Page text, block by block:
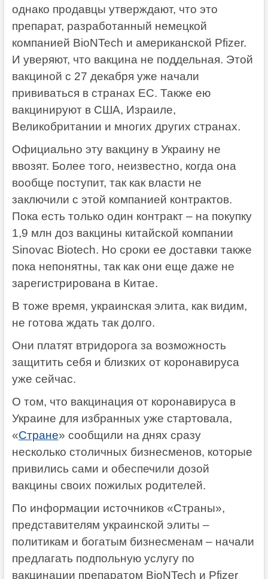
однако продавцы утверждают, что это
препарат, разработанный немецкой
компанией BioNTech и американской Pfizer.
И уверяют, что вакцина не поддельная. Этой
вакциной с 27 декабря уже начали
прививаться в странах ЕС. Также ею
вакцинируют в США, Израиле,
Великобритании и многих других странах.
Официально эту вакцину в Украину не
ввозят. Более того, неизвестно, когда она
вообще поступит, так как власти не
заключили с этой компанией контрактов.
Пока есть только один контракт – на покупку
1,9 млн доз вакцины китайской компании
Sinovac Biotech. Но сроки ее доставки также
пока непонятны, так как они еще даже не
зарегистрирована в Китае.
В тоже время, украинская элита, как видим,
не готова ждать так долго.
Они платят втридорога за возможность
защитить себя и близких от коронавируса
уже сейчас.
О том, что вакцинация от коронавируса в
Украине для избранных уже стартовала,
«Стране» сообщили на днях сразу
несколько столичных бизнесменов, которые
привились сами и обеспечили дозой
вакцины своих пожилых родителей.
По информации источников «Страны»,
представителям украинской элиты –
политикам и богатым бизнесменам – начали
предлагать подпольную услугу по
вакцинации препаратом BioNTech и Pfizer